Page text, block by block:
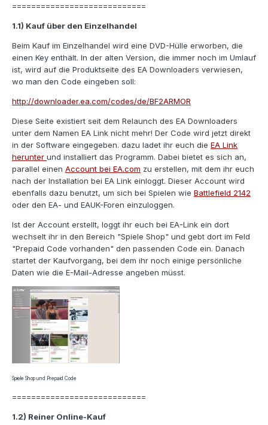
============================
1.1) Kauf über den Einzelhandel
Beim Kauf im Einzelhandel wird eine DVD-Hülle erworben, die
einen Key enthält. In der alten Version, die immer noch im Umlauf
ist, wird auf die Produktseite des EA Downloaders verwiesen,
wo man den Code eingeben soll:
http://downloader.ea.com/codes/de/BF2ARMOR
Diese Seite existiert seit dem Relaunch des EA Downloaders
unter dem Namen EA Link nicht mehr! Der Code wird jetzt direkt
in der Software eingegeben. dazu ladet ihr euch die EA Link
herunter und installiert das Programm. Dabei bietet es sich an,
parallel einen Account bei EA.com zu erstellen, mit dem ihr euch
nach der Installation bei EA Link einloggt. Dieser Account wird
ebenfalls dazu benutzt, um sich bei Spielen wie Battlefield 2142
oder den EA- und EAUK-Foren einzuloggen.
Ist der Account erstellt, loggt ihr euch bei EA-Link ein dort
wechselt ihr in den Bereich "Spiele Shop" und gebt dort im Feld
"Prepaid Code vorhanden" den passenden Code ein. Danach
startet der Kaufvorgang, bei dem ihr noch einige persönliche
Daten wie die E-Mail-Adresse angeben müsst.
Spiele Shop und Prepaid Code
============================
1.2) Reiner Online-Kauf